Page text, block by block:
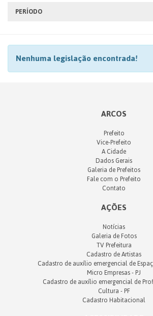
PERÍODO
Nenhuma legislação encontrada!
ARCOS
Prefeito
Vice-Prefeito
A Cidade
Dados Gerais
Galeria de Prefeitos
Fale com o Prefeito
Contato
AÇÕES
Notícias
Galeria de Fotos
TV Prefeitura
Cadastro de Artistas
Cadastro de auxílio emergencial de
Micro Empresas - PJ
Cadastro de auxílio emergencial de
Cultura - PF
Cadastro Habitacional